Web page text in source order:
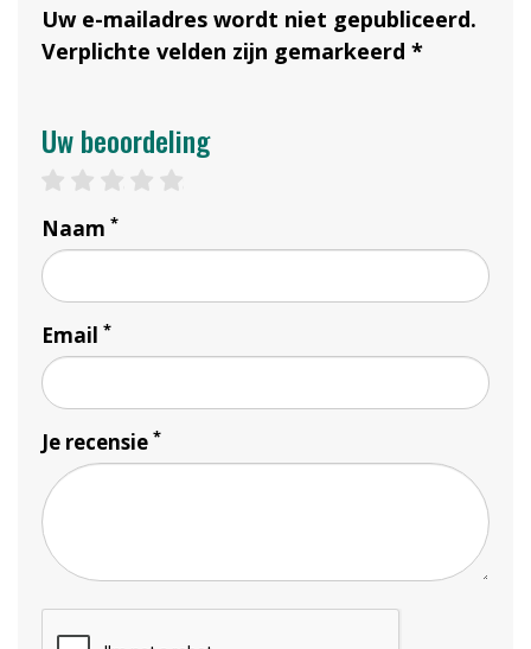
Uw e-mailadres wordt niet gepubliceerd.
Verplichte velden zijn gemarkeerd *
Uw beoordeling
4 stars
3 stars
2 stars
1 star
Naam *
Email *
Je recensie *